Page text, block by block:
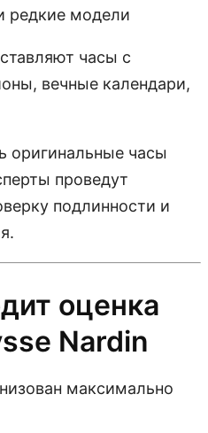
редкие модели
часы с
вечные календари,
оригинальные часы
проведут
подлинности и
оценка
Nardin
максимально